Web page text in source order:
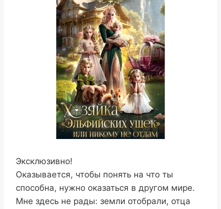
Эксклюзивно!
Оказывается, чтобы понять на что ты
способна, нужно оказаться в другом мире.
Мне здесь не рады: земли отобрали, отца